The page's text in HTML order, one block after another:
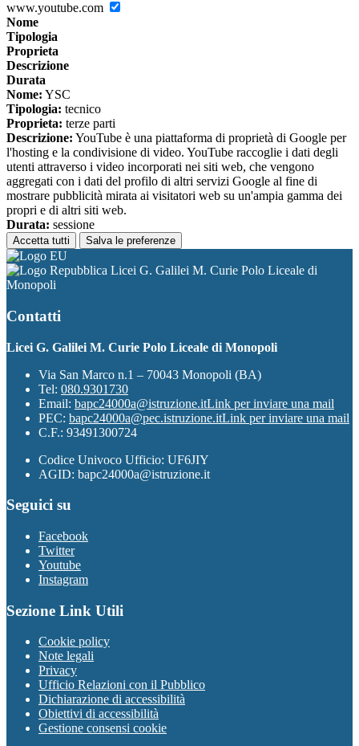
www.youtube.com
Nome
Tipologia
Proprieta
Descrizione
Durata
Nome: YSC
Tipologia: tecnico
Proprieta: terze parti
Descrizione: YouTube è una piattaforma di proprietà di Google per
l'hosting e la condivisione di video. YouTube raccoglie i dati degli
utenti attraverso i video incorporati nei siti web, che vengono
aggregati con i dati del profilo di altri servizi Google al fine di
mostrare pubblicità mirata ai visitatori web su un'ampia gamma dei
propri e di altri siti web.
Durata: sessione
Accetta tutti Salva le preferenze
Licei G. Galilei M. Curie Polo Liceale di
Monopoli
Contatti
Licei G. Galilei M. Curie Polo Liceale di Monopoli
Via San Marco n.1 – 70043 Monopoli (BA)
Tel: 080.9301730
Email: bapc24000a@istruzione.itLink per inviare una mail
PEC: bapc24000a@pec.istruzione.itLink per inviare una mail
C.F.: 93491300724
Codice Univoco Ufficio: UF6JIY
AGID: bapc24000a@istruzione.it
Seguici su
Facebook
Twitter
Youtube
Instagram
Sezione Link Utili
Cookie policy
Note legali
Privacy
Ufficio Relazioni con il Pubblico
Dichiarazione di accessibilità
Obiettivi di accessibilità
Gestione consensi cookie